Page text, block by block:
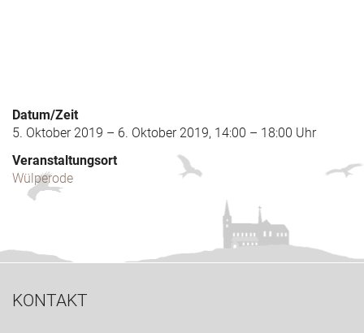
Datum/Zeit
5. Oktober 2019 – 6. Oktober 2019, 14:00 – 18:00 Uhr
Veranstaltungsort
Wülperode
KONTAKT